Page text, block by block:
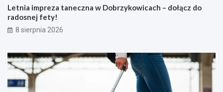
Letnia impreza taneczna w Dobrzykowicach – dołącz do
radosnej fety!
8 sierpnia 2026